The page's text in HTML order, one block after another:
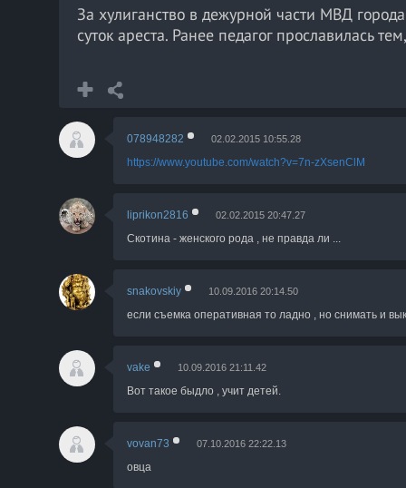
За хулиганство в дежурной части МВД
суток ареста. Ранее педагог прославилась
- Она сидит в Твери, в изоляторе,
пьяная, разгромила все стенды. Зачем она
здесь и уснула, - сообщил в
Сама учительница тоже не смогла
- Вот так придешь в Конаковское ОВД за
говорят: у нас так много работы. Столько
семейное... Так вы, алкаши, нам работать не
078948282 02.02.2015 10:55.28
https://www.youtube.com/watch?v=7n-zXsenClM
liprikon2816 02.02.2015 20:47.27
Скотина - женского рода , не правда ли ...
snakovskiy 10.09.2016 20:14.50
если съемка оперативная то ладно , но снимать и
vake 10.09.2016 21:11.42
Вот такое быдло , учит детей.
vovan73 07.10.2016 22:22.13
овца